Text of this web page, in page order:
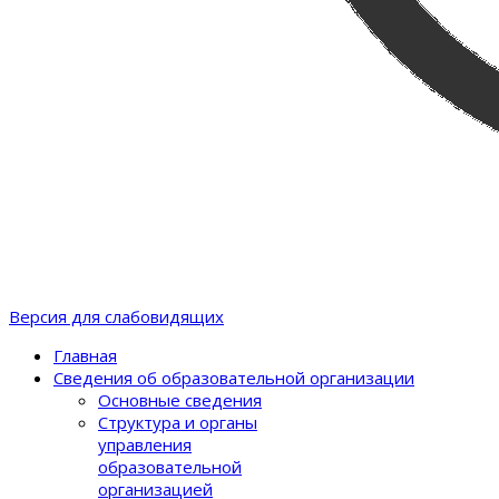
Версия для слабовидящих
Главная
Сведения об образовательной организации
Основные сведения
Структура и органы
управления
образовательной
организацией